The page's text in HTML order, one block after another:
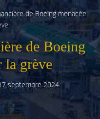
de Boeing menacée
de Boeing
la grève
septembre 2024